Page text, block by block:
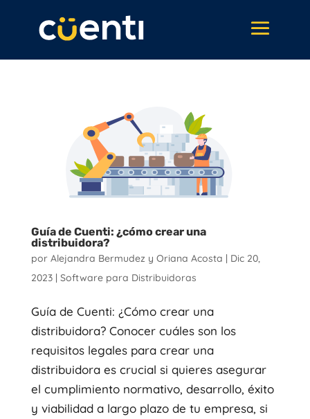
Guía de Cuenti: ¿cómo crear una
distribuidora?
por Alejandra Bermudez y Oriana Acosta | Dic 20,
2023| Software para Distribuidoras
Guía de Cuenti: ¿Cómo crear una
distribuidora? Conocer cuáles son los
requisitos legales para crear una
distribuidora es crucial si quieres asegurar
el cumplimiento normativo, desarrollo, éxito
y viabilidad a largo plazo de tu empresa, si